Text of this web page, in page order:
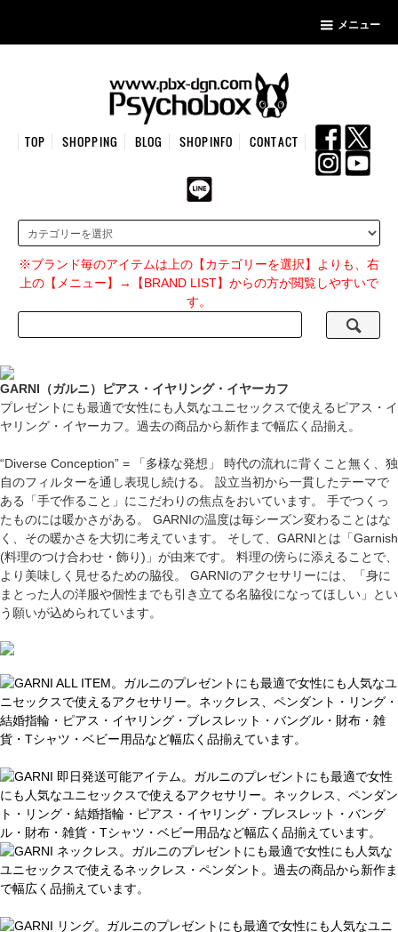
メニュー
TOP SHOPPING BLOG SHOPINFO CONTACT
※ブランド毎のアイテムは上の【カテゴリーを選択】よりも、右
上の【メニュー】→【BRAND LIST】からの方が閲覧しやすいで
す。
GARNI（ガルニ）ピアス・イヤリング・イヤーカフ
プレゼントにも最適で女性にも人気なユニセックスで使えるピアス・イ
ヤリング・イヤーカフ。過去の商品から新作まで幅広く品揃え。
“Diverse Conception” = 「多様な発想」 時代の流れに背くこと無く、独
自のフィルターを通し表現し続ける。 設立当初から一貫したテーマで
ある「手で作ること」にこだわりの焦点をおいています。 手でつくっ
たものには暖かさがある。 GARNIの温度は毎シーズン変わることはな
く、その暖かさを大切に考えています。 そして、GARNIとは「Garnish
(料理のつけ合わせ・飾り)」が由来です。 料理の傍らに添えることで、
より美味しく見せるための脇役。 GARNIのアクセサリーには、「身に
まとった人の洋服や個性までも引き立てる名脇役になってほしい」とい
う願いが込められています。